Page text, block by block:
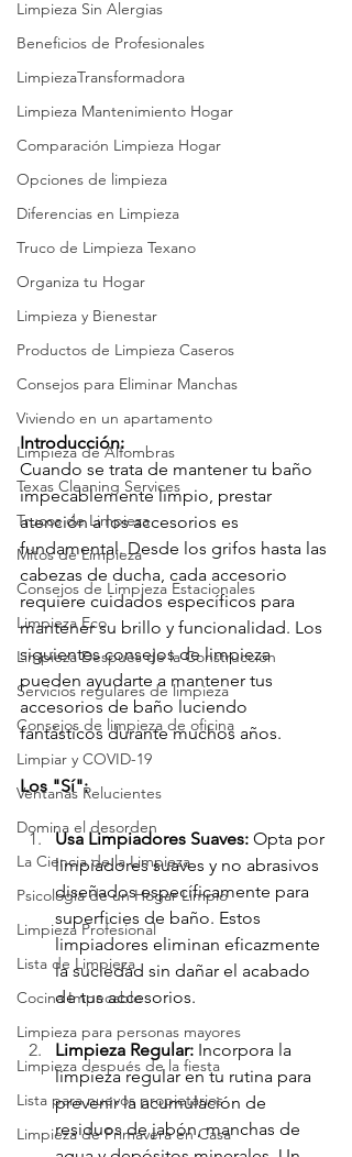
Limpieza Sin Alergias
Beneficios de Profesionales
LimpiezaTransformadora
Limpieza Mantenimiento Hogar
Comparación Limpieza Hogar
Opciones de limpieza
Diferencias en Limpieza
Truco de Limpieza Texano
Organiza tu Hogar
Limpieza y Bienestar
Productos de Limpieza Caseros
Consejos para Eliminar Manchas
Viviendo en un apartamento
Limpieza de Alfombras
Texas Cleaning Services
Trucos de Limpieza
Mitos de Limpieza
Consejos de Limpieza Estacionales
Limpieza Eco
Limpieza Después de la Construcción
Servicios regulares de limpieza
Consejos de limpieza de oficina
Limpiar y COVID-19
Ventanas Relucientes
Domina el desorden
La Ciencia de la Limpieza
Psicología de un Hogar Limpio
Limpieza Profesional
Lista de Limpieza
Cocina Impecable
Limpieza para personas mayores
Limpieza después de la fiesta
Lista para nuevos propietarios
Limpieza de Primavera en Casa
Introducción:
Cuando se trata de mantener tu baño
impecablemente limpio, prestar
atención a los accesorios es
fundamental. Desde los grifos hasta las
cabezas de ducha, cada accesorio
requiere cuidados específicos para
mantener su brillo y funcionalidad. Los
siguientes consejos de limpieza
pueden ayudarte a mantener tus
accesorios de baño luciendo
fantásticos durante muchos años.
Los "Sí":
Usa Limpiadores Suaves: Opta por
limpiadores suaves y no abrasivos
diseñados específicamente para
superficies de baño. Estos
limpiadores eliminan eficazmente
la suciedad sin dañar el acabado
de tus accesorios.
Limpieza Regular: Incorpora la
limpieza regular en tu rutina para
prevenir la acumulación de
residuos de jabón, manchas de